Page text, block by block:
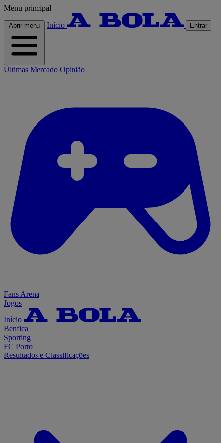
Menu principal
Abrir menu Início Entrar
Últimas Mercado Opinião
Fans Arena
Jogos
Início
Benfica
Sporting
FC Porto
Resultados e Classificações